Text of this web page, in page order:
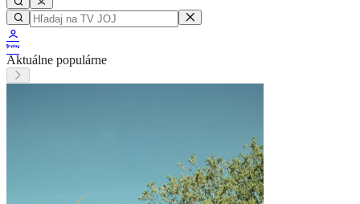
Aktuálne populárne